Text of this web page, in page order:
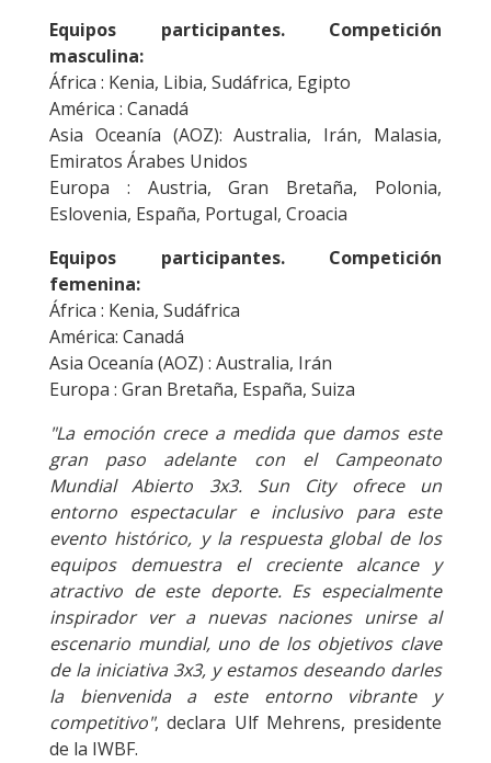
Equipos participantes. Competición
masculina:
África : Kenia, Libia, Sudáfrica, Egipto
América : Canadá
Asia Oceanía (AOZ): Australia, Irán, Malasia,
Emiratos Árabes Unidos
Europa : Austria, Gran Bretaña, Polonia,
Eslovenia, España, Portugal, Croacia
Equipos participantes. Competición
femenina:
África : Kenia, Sudáfrica
América: Canadá
Asia Oceanía (AOZ) : Australia, Irán
Europa : Gran Bretaña, España, Suiza
"La emoción crece a medida que damos este
gran paso adelante con el Campeonato
Mundial Abierto 3x3. Sun City ofrece un
entorno espectacular e inclusivo para este
evento histórico, y la respuesta global de los
equipos demuestra el creciente alcance y
atractivo de este deporte. Es especialmente
inspirador ver a nuevas naciones unirse al
escenario mundial, uno de los objetivos clave
de la iniciativa 3x3, y estamos deseando darles
la bienvenida a este entorno vibrante y
competitivo", declara Ulf Mehrens, presidente
de la IWBF.